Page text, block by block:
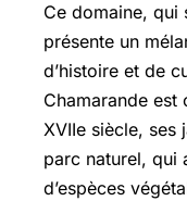
Ce domaine, qui
présente un
d’histoire et de
Chamarande est
XVIIe siècle, ses
parc naturel, qui
d’espèces